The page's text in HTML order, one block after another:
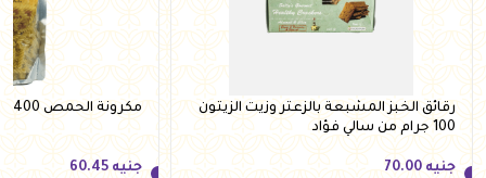
رقائق الخبز المشبعة بالزعتر وزيت الزيتون
100 جرام من سالي فؤاد
جنيه 70.00
مكرونة الحمص 400 جرام من دكتور فودز
جنيه 60.45